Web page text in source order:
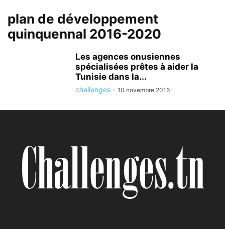
plan de développement
quinquennal 2016-2020
Les agences onusiennes
spécialisées prêtes à aider la
Tunisie dans la...
challenges - 10 novembre 2016